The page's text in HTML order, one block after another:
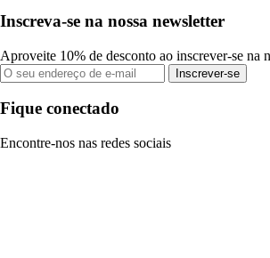
Inscreva-se na nossa newsletter
Aproveite 10% de desconto ao inscrever-se na
Inscrever-se
Fique conectado
Encontre-nos nas redes sociais